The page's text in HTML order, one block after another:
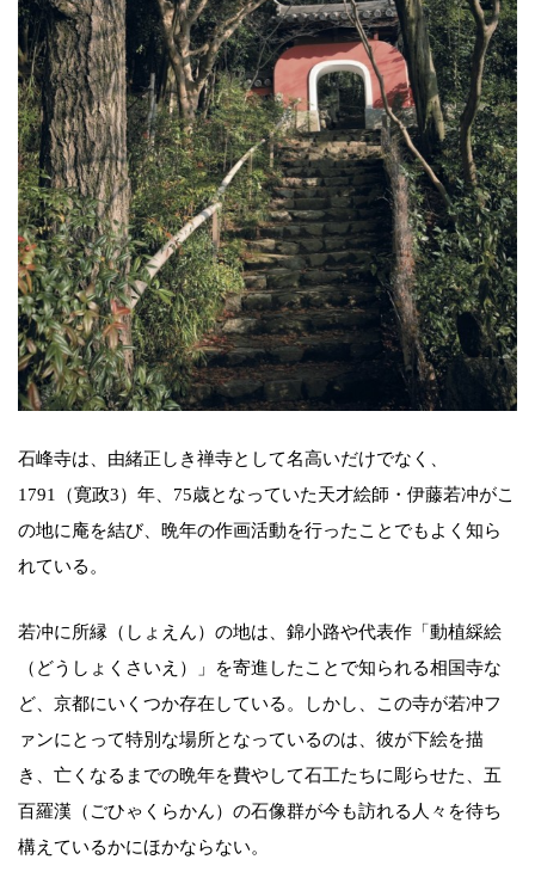
石峰寺は、由緒正しき禅寺として名高いだけでなく、
1791（寛政3）年、75歳となっていた天才絵師・伊藤若冲がこ
の地に庵を結び、晩年の作画活動を行ったことでもよく知ら
れている。
若冲に所縁（しょえん）の地は、錦小路や代表作「動植綵絵
（どうしょくさいえ）」を寄進したことで知られる相国寺な
ど、京都にいくつか存在している。しかし、この寺が若冲フ
ァンにとって特別な場所となっているのは、彼が下絵を描
き、亡くなるまでの晩年を費やして石工たちに彫らせた、五
百羅漢（ごひゃくらかん）の石像群が今も訪れる人々を待ち
構えているかにほかならない。